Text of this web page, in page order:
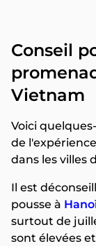
Conseil
Vietnam
Voici
de
dans les villes
Il est
pousse à
surtout de
sont élevées